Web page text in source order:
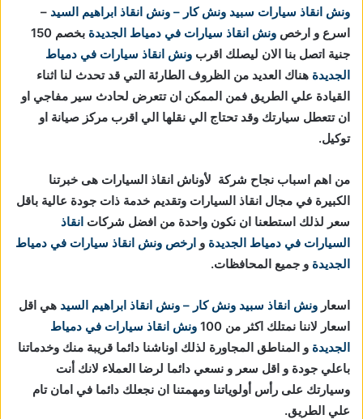
ونش انقاذ سيارات سبيد ونش كار – ونش انقاذ ابراهيم السيد –
اسرع و ارخص ونش انقاذ سيارات في دمياط الجديدة
بخصم 150
جنية اتصل بنا الان ليصلك اقرب ونش انقاذ سيارات في دمياط
الجديدة هناك العديد من الظروف الطارئة التي قد تحدث لنا اثناء
القيادة علي الطريق فمن الممكن ان تتعرض لحادث سير مفاجي او
ان تتعطل سيارتك وقد تحتاج الي نقلها الي اقرب مركز صيانة او
توكيل.
من اهم اسباب نجاح شركة لأوناش انقاذ السيارات هى خبرتنا
الكبيرة في مجال انقاذ السيارات وتقديم خدمة ذات جودة عالية باقل
سعر لذلك استطعنا ان نكون واحدة من افضل شركات انقاذ
السيارات في دمياط الجديدة و ارخص ونش انقاذ سيارات في دمياط
الجديدة و جميع المحافظات.
اسعار ونش انقاذ سبيد ونش كار – ونش انقاذ ابراهيم السيد هي اقل
اسعار لاننا نمتلك اكثر من 100
ونش انقاذ سيارات في دمياط
الجديدة و المناطق المجاورة لذلك اوناشنا دائما قريبة منك وخدماتنا
باعلي جودة و اقل سعر و نسعي دائما لرضا العملاء لانك أنت
وسيارتك على رأس أولوياتنا ومهمتنا ان نجعلك دائما في امان تام
علي الطريق.